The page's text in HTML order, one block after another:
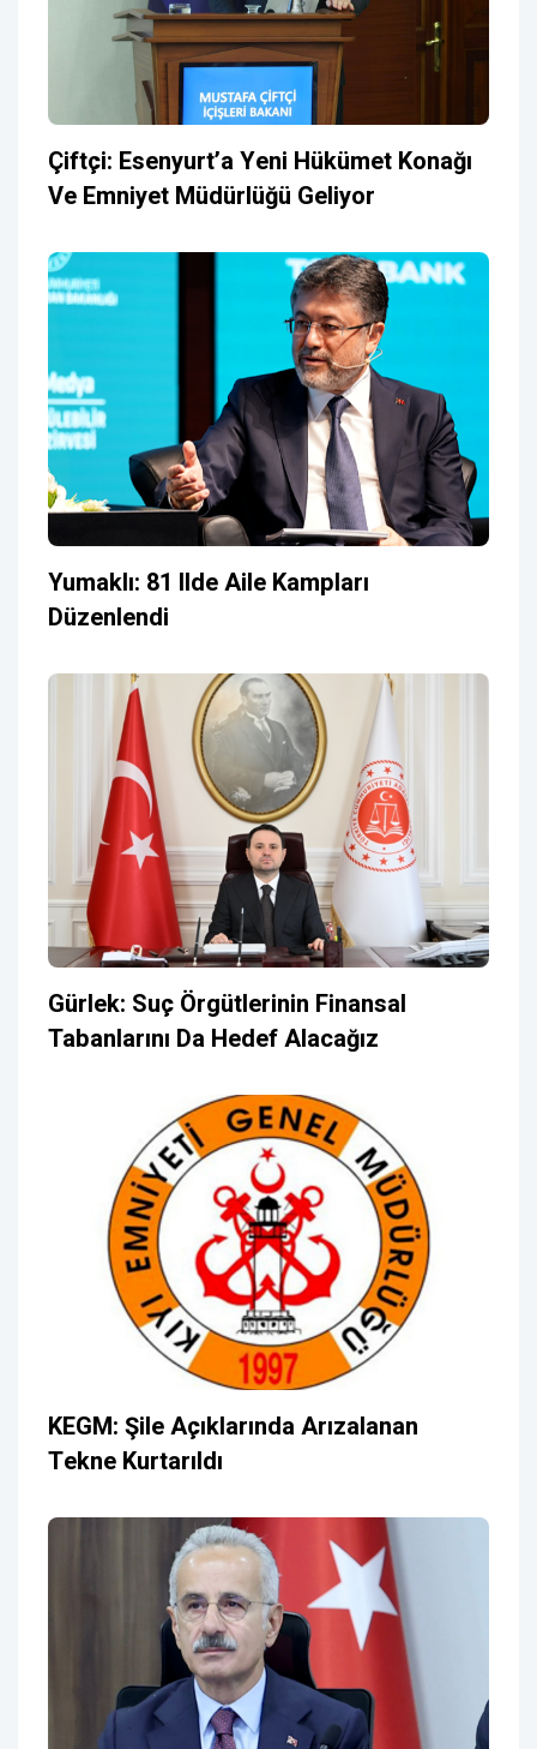
Çiftçi: Esenyurt’a Yeni Hükümet Konağı
Ve Emniyet Müdürlüğü Geliyor
Yumaklı: 81 Ilde Aile Kampları
Düzenlendi
Gürlek: Suç Örgütlerinin Finansal
Tabanlarını Da Hedef Alacağız
KEGM: Şile Açıklarında Arızalanan
Tekne Kurtarıldı